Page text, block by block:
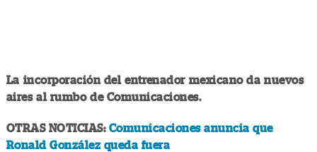
La incorporación del entrenador mexicano da nuevos
aires al rumbo de Comunicaciones.
OTRAS NOTICIAS: Comunicaciones anuncia que
Ronald González queda fuera